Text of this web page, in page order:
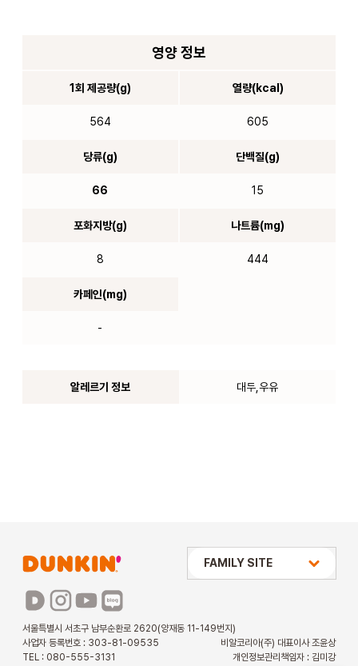
영양 정보
1회 제공량(g)
564
열량(kcal)
605
당류(g)
66
단백질(g)
15
포화지방(g)
8
나트륨(mg)
444
카페인(mg)
-
알레르기 정보 대두,우유
서울특별시 서초구 남부순환로 2620(양재동 11-149번지)
사업자 등록번호 : 303-81-09535
비알코리아(주) 대표이사 조윤상
TEL : 080-555-3131
개인정보관리책임자 : 김미강
상미당 HOLDINGS
파리바게뜨
파스쿠찌
FAMILY SITE